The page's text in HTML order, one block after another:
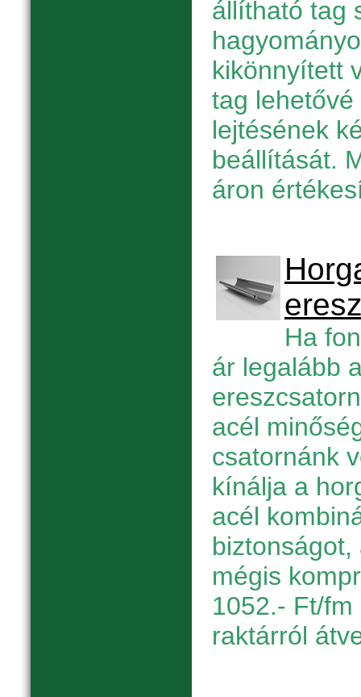
állítható tag
kikönnyített
tag
lejtésének
beállítását.
áron
Ha
ár legalább
acél
csatornánk
kínálja a
acél
mégis
1052.- Ft/
raktárról